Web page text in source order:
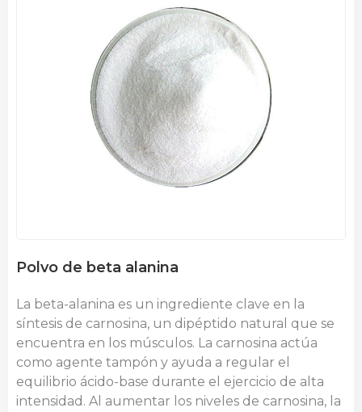
Polvo de beta alanina
La beta-alanina es un ingrediente clave en la
síntesis de carnosina, un dipéptido natural que se
encuentra en los músculos. La carnosina actúa
como agente tampón y ayuda a regular el
equilibrio ácido-base durante el ejercicio de alta
intensidad. Al aumentar los niveles de carnosina, la